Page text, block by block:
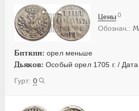
М
Биткин: орел меньше
Дьяков: Особый орел 1705 г. /
0
Цены 0